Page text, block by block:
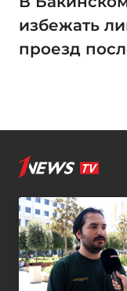
избежать
проезд